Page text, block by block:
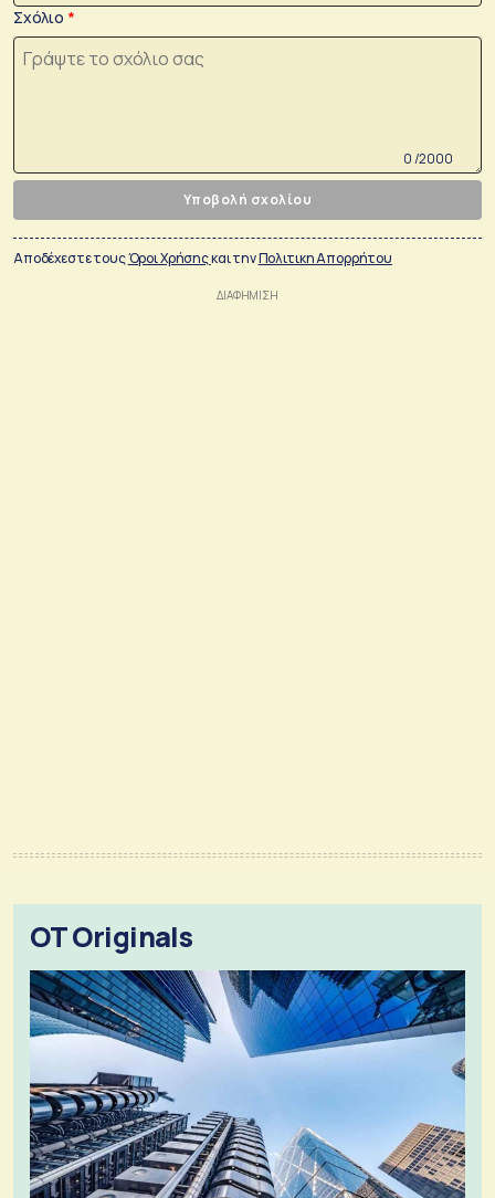
Σχόλιο
0 /2000
Υποβολή σχολίου
Αποδέχεστε τουςΌροι Χρήσηςκαι τηνΠολιτικη Απορρήτου
OT Originals